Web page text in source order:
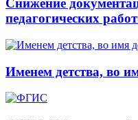
Снижение
педагогических
Именем детства, во